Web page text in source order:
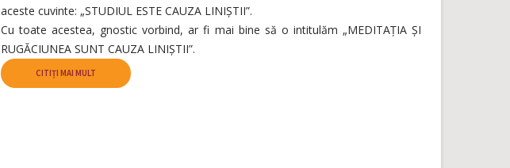
aceste cuvinte: „STUDIUL ESTE CAUZA LINIȘTII”.
Cu toate acestea, gnostic vorbind, ar fi mai bine să o intitulăm „MEDITAȚIA ȘI
RUGĂCIUNEA SUNT CAUZA LINIȘTII”.
CITIȚI MAI MULT